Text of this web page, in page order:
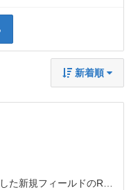
新着順
新規フィールドのRAID。